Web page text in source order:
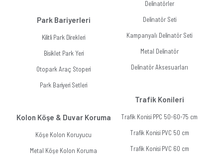
Park Bariyerleri
Kilitli Park Direkleri
Bisiklet Park Yeri
Otopark Araç Stoperi
Park Bariyeri Setleri
Kolon Köşe & Duvar Koruma
Köşe Kolon Koruyucu
Metal Köşe Kolon Koruma
Delinatörler
Delinatör Seti
Kampanyalı Delinatör Seti
Metal Delinatör
Delinatör Aksesuarları
Trafik Konileri
Trafik Konisi PPC 50-60-75 cm
Trafik Konisi PVC 50 cm
Trafik Konisi PVC 60 cm